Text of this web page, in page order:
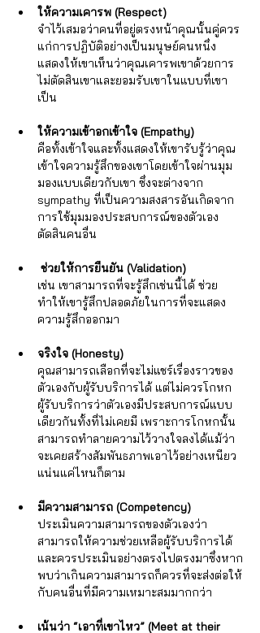
ให้ความเคารพ (Respect)
จำไว้เสมอว่าคนที่อยู่ตรงหน้าคุณนั้นคู่ควร
แก่การปฏิบัติอย่างเป็นมนุษย์คนหนึ่ง
แสดงให้เขาเห็นว่าคุณเคารพเขาด้วยการ
ไม่ตัดสินเขาและยอมรับเขาในแบบที่เขา
เป็น
ให้ความเข้าอกเข้าใจ (Empathy)
คือทั้งเข้าใจและทั้งแสดงให้เขารับรู้ว่าคุณ
เข้าใจความรู้สึกของเขาโดยเข้าใจผ่านมุม
มองแบบเดียวกับเขา ซึ่งจะต่างจาก
sympathy ที่เป็นความสงสารอันเกิดจาก
การใช้มุมมองประสบการณ์ของตัวเอง
ตัดสินคนอื่น
ช่วยให้การยืนยัน (Validation)
เช่น เขาสามารถที่จะรู้สึกเช่นนี้ได้ ช่วย
ทำให้เขารู้สึกปลอดภัยในการที่จะแสดง
ความรู้สึกออกมา
จริงใจ (Honesty)
คุณสามารถเลือกที่จะไม่แชร์เรื่องราวของ
ตัวเองกับผู้รับบริการได้ แต่ไม่ควรโกหก
ผู้รับบริการว่าตัวเองมีประสบการณ์แบบ
เดียวกันทั้งที่ไม่เคยมี เพราะการโกหกนั้น
สามารถทำลายความไว้วางใจลงได้แม้ว่า
จะเคยสร้างสัมพันธภาพเอาไว้อย่างเหนียว
แน่นแค่ไหนก็ตาม
มีความสามารถ (Competency)
ประเมินความสามารถของตัวเองว่า
สามารถให้ความช่วยเหลือผู้รับบริการได้
และควรประเมินอย่างตรงไปตรงมาซึ่งหาก
พบว่าเกินความสามารถก็ควรที่จะส่งต่อให้
กับคนอื่นที่มีความเหมาะสมมากกว่า
เน้นว่า “เอาที่เขาไหว” (Meet at their